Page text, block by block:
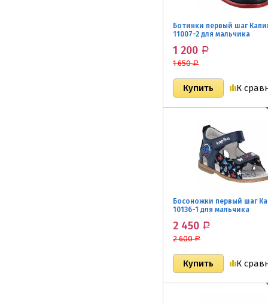
Ботинки первый шаг
11007-2 для мальчика
1 200 Р
1 650Р
К
Босоножки первый шаг
10136-1 для мальчика
2 450 Р
2 600Р
К